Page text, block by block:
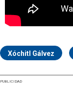
Xóchitl Gálvez
PUBLICIDAD